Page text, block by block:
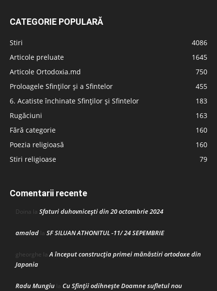
CATEGORIE POPULARĂ
Stiri
4086
Articole preluate
1645
Articole Ortodoxia.md
750
Proloagele Sfinților și a Sfintelor
455
6. Acatiste închinate Sfinților și Sfintelor
183
Rugăciuni
163
Fără categorie
160
Poezia religioasă
160
Stiri religioase
79
Comentarii recente
Doina la Sfaturi duhovnicești din 20 octombrie 2024
amalad la SF SILUAN ATHONITUL -11/ 24 SEPEMBRIE
gheorghe laA început construcţia primei mănăstiri ortodoxe din
Japonia
Radu Mungiu la Cu Sfinții odihnește Doamne sufletul nou